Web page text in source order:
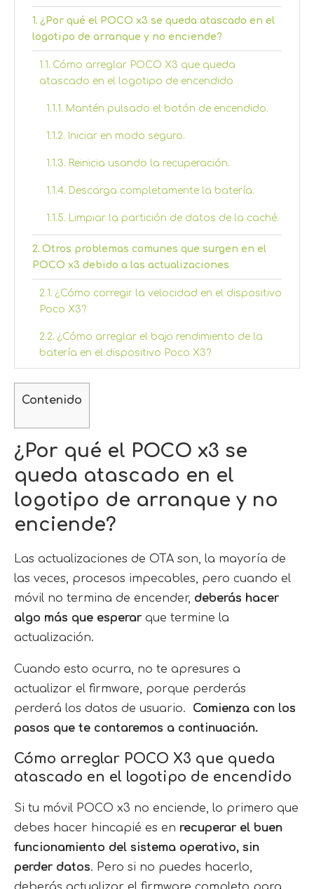
¿Por qué el POCO x3 se queda atascado en el
logotipo de arranque y no enciende?
Cómo arreglar POCO X3 que queda
atascado en el logotipo de encendido
Mantén pulsado el botón de encendido.
Iniciar en modo seguro.
Reinicia usando la recuperación.
Descarga completamente la batería.
Limpiar la partición de datos de la caché.
Otros problemas comunes que surgen en el
POCO x3 debido a las actualizaciones
¿Cómo corregir la velocidad en el dispositivo
Poco X3?
¿Cómo arreglar el bajo rendimiento de la
batería en el dispositivo Poco X3?
¿Cómo solucionar un problema de red móvil
o un problema de datos móviles en el Poco X3?
calentamiento en tu Poco X3?
¿Cómo arreglar las aplicaciones que se
abren lento en el Poco X3?
¿Cómo solucionar el apagado repentino en
Poco X3?
¿Cómo arreglar la pantalla congelada o
atascada en Poco X3?
¿Cómo solucionar bloqueos repentinos de
aplicaciones en Poco X3?
Las aplicaciones no se descargan de
Conclusiones
Contenido
¿Por qué el POCO x3 se
queda atascado en el
logotipo de arranque y no
enciende?
Las actualizaciones de OTA son, la mayoría de
las veces, procesos impecables, pero cuando el
móvil no termina de encender, deberás hacer
algo más que esperar que termine la
actualización.
Cuando esto ocurra, no te apresures a
actualizar el firmware, porque perderás
perderá los datos de usuario.
Comienza con los
pasos que te contaremos a continuación.
Cómo arreglar POCO X3 que queda
atascado en el logotipo de encendido
Si tu móvil POCO x3 no enciende, lo primero que
debes hacer hincapié es en recuperar el buen
funcionamiento del sistema operativo, sin
perder datos. Pero si no puedes hacerlo,